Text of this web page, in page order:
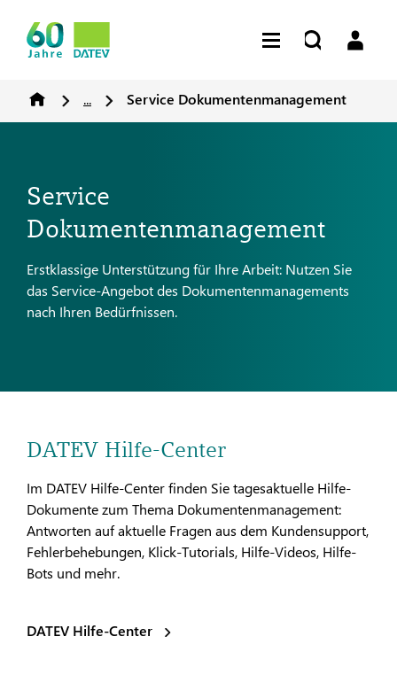
... Service Dokumentenmanagement
Service
Dokumentenmanagement
Erstklassige Unterstützung für Ihre Arbeit: Nutzen Sie
das Service-Angebot des Dokumentenmanagements
nach Ihren Bedürfnissen.
DATEV Hilfe-Center
Im DATEV Hilfe-Center finden Sie tagesaktuelle Hilfe-
Dokumente zum Thema Dokumentenmanagement:
Antworten auf aktuelle Fragen aus dem Kundensupport,
Fehlerbehebungen, Klick-Tutorials, Hilfe-Videos, Hilfe-
Bots und mehr.
DATEV Hilfe-Center